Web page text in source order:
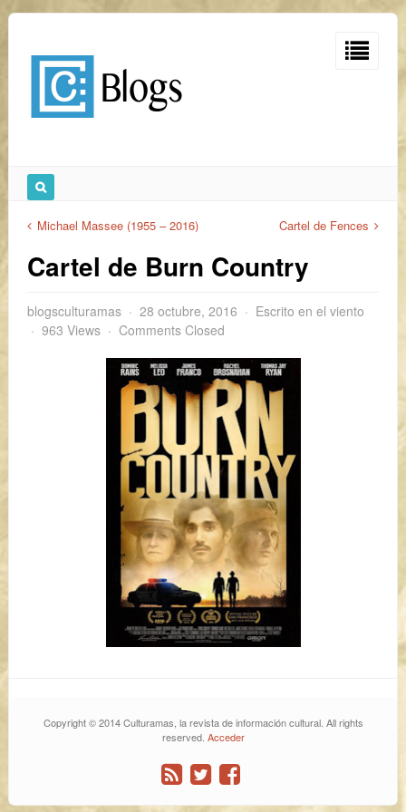
Michael Massee (1955 – 2016) Cartel de Fences
Cartel de Burn Country
blogsculturamas 28 octubre, 2016
Escrito en el viento
963 Views
Comments Closed
Copyright © 2014 Culturamas, la revista de información cultural. All rights
reserved. Acceder